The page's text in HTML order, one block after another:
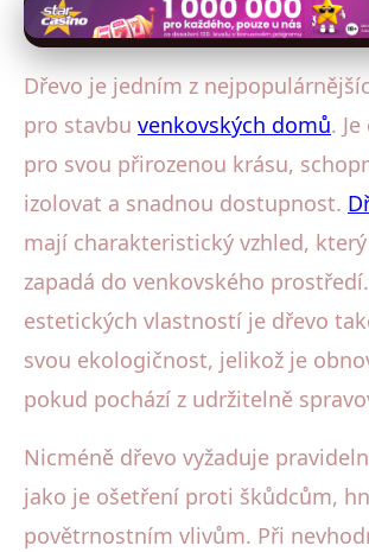
Dřevo je jedním z
pro stavbu venkovských domů.
pro svou přirozenou krásu,
izolovat a snadnou dostupnost.
mají charakteristický vzhled,
zapadá do venkovského
estetických vlastností je dřevo
svou ekologičnost, jelikož je
pokud pochází z udržitelně
Nicméně dřevo vyžaduje
jako je ošetření proti škůdcům,
povětrnostním vlivům. Při